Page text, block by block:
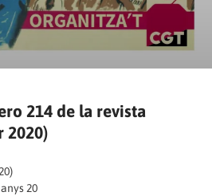
214 de la revista
2020)
20